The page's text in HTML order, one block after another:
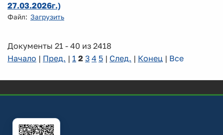
27.03.2026г.)
Файл: Загрузить
Документы 21 - 40 из 2418
Начало | Пред. | 1 2 3 4 5 | След. | Конец | Все